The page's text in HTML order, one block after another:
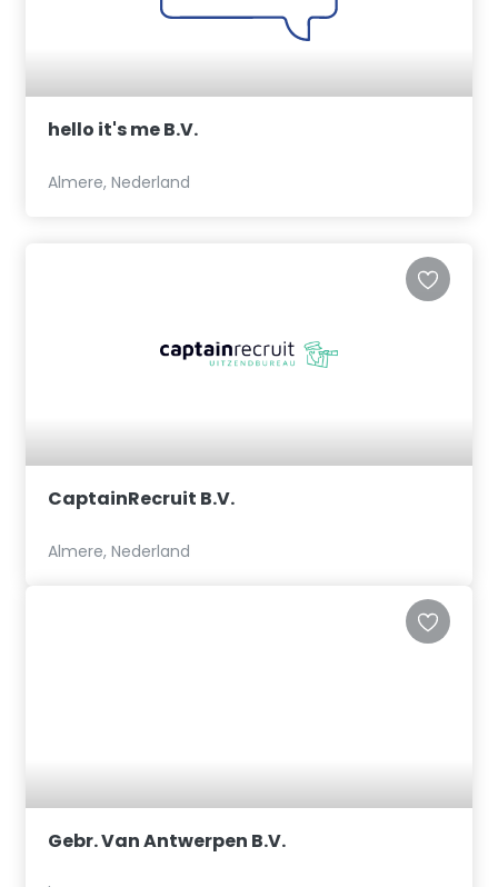
hello it's me B.V.
Almere, Nederland
CaptainRecruit B.V.
Almere, Nederland
Gebr. Van Antwerpen B.V.